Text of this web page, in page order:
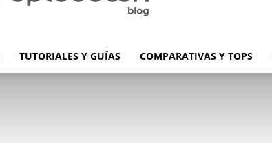
Blog
TUTORIALES Y GUÍAS COMPARATIVAS Y TOPS